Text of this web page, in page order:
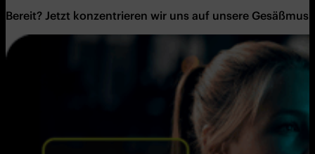
Bereit? Jetzt konzentrieren wir uns auf unsere